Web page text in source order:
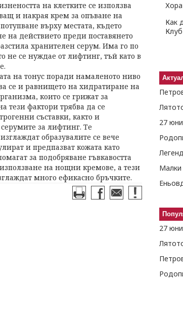
на клетките се използва
и накрая крем за опъване на
върху местата, където
на действието преди поставянето
хранителен серум. Има го по
не се нуждае от лифтинг, тъй като в
на тонус поради намаленото ниво
се и равнището на хидратиране на
които се грижат за
тези фактори трябва да се
съставки, както и
за лифтинг. Те
образувалите се вече
и предпазват кожата като
за подобряване гъвкавостта
на нощни кремове, а тези
много ефикасно бръчките.
Как
27
27